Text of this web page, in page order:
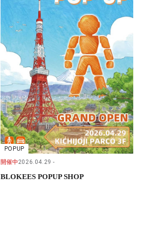
POPUP
開催中2026.04.29
BLOKEES POPUP SHOP